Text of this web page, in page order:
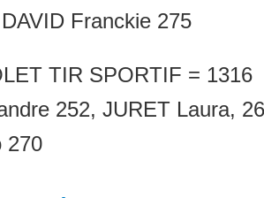
Franckie 275
TIR SPORTIF = 1316
252, JURET Laura,
270